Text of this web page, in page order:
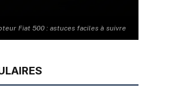
Fiat 500 : astuces faciles à suivre